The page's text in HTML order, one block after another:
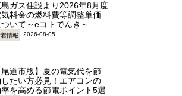
島ガス住設より2026年8月度
気料金の燃料費等調整単価
ついて～eコトでんき～
情報 2026-08-05
尾道市版】夏の電気代を節
たい方必見！エアコンの
を高める節電ポイント5選